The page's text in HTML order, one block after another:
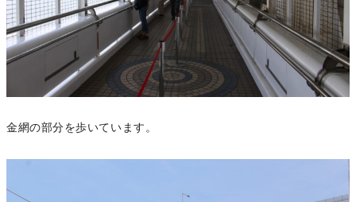
金網の部分を歩いています。